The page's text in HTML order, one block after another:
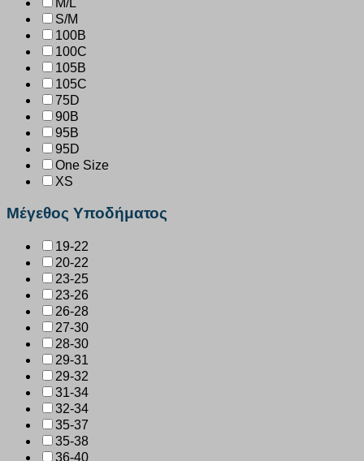
M/L
S/M
100B
100C
105B
105C
75D
90B
95B
95D
One Size
XS
Μέγεθος Υποδήματος
19-22
20-22
23-25
23-26
26-28
27-30
28-30
29-31
29-32
31-34
32-34
35-37
35-38
36-40